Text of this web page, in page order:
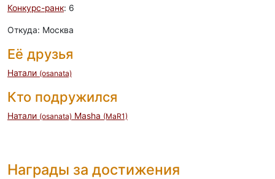
Конкурс-ранк: 6
Откуда: Москва
Её друзья
Натали (osanata)
Кто подружился
Натали (osanata) Masha (MaR1)
Награды за достижения